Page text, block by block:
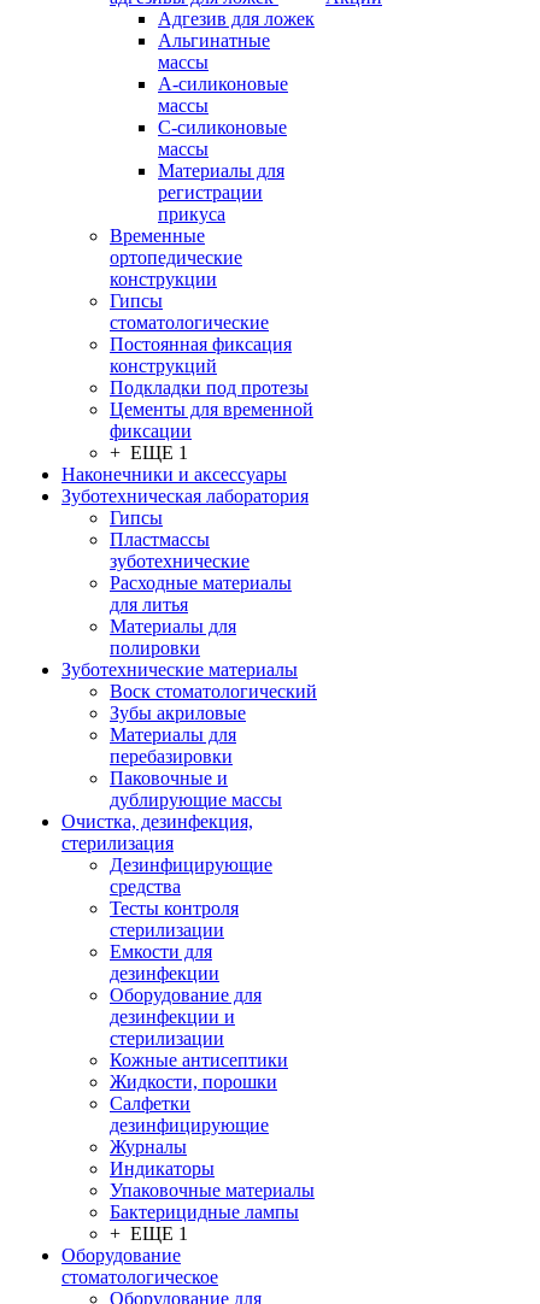
Адгезив для ложек
Альгинатные
массы
А-силиконовые
массы
С-силиконовые
массы
Материалы для
регистрации
прикуса
Временные
ортопедические
конструкции
Гипсы
стоматологические
Постоянная фиксация
конструкций
Подкладки под протезы
Цементы для временной
фиксации
+ ЕЩЕ 1
Наконечники и аксессуары
Зуботехническая лаборатория
Гипсы
Пластмассы
зуботехнические
Расходные материалы
для литья
Материалы для
полировки
Зуботехнические материалы
Воск стоматологический
Зубы акриловые
Материалы для
перебазировки
Паковочные и
дублирующие массы
Очистка, дезинфекция,
стерилизация
Дезинфицирующие
средства
Тесты контроля
стерилизации
Емкости для
дезинфекции
Оборудование для
дезинфекции и
стерилизации
Кожные антисептики
Жидкости, порошки
Салфетки
дезинфицирующие
Журналы
Индикаторы
Упаковочные материалы
Бактерицидные лампы
+ ЕЩЕ 1
Оборудование
стоматологическое
Оборудование для